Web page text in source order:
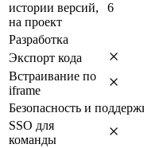
истории версий,
на проект
6
Разработка
Экспорт кода
Встраивание по
iframe
Безопасность и
SSO для
команды